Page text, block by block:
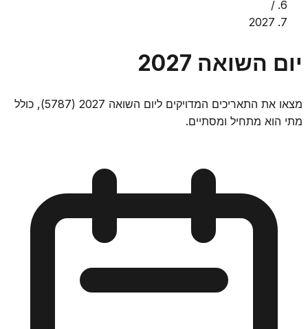
/
2027
יום השואה 2027
מצאו את התאריכים המדויקים ליום השואה 2027 (5787), כולל
מתי הוא מתחיל ומסתיים.